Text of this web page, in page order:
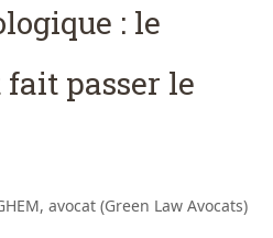
: le
fait passer le
avocat (Green Law Avocats)